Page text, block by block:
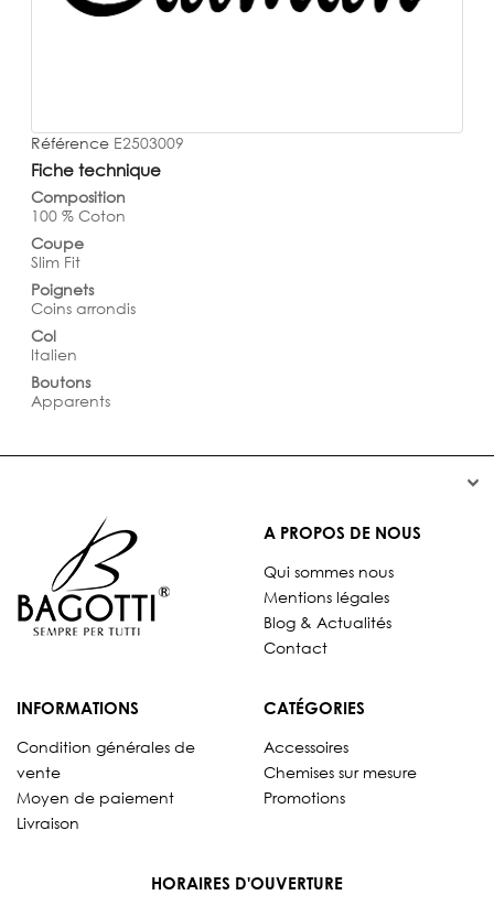
Référence E2503009
Fiche technique
Composition
100 % Coton
Coupe
Slim Fit
Poignets
Coins arrondis
Col
Italien
Boutons
Apparents


A PROPOS DE NOUS
Qui sommes nous
Mentions légales
Blog & Actualités
Contact
INFORMATIONS
Condition générales de
vente
Moyen de paiement
Livraison
CATÉGORIES
Accessoires
Chemises sur mesure
Promotions
HORAIRES D'OUVERTURE